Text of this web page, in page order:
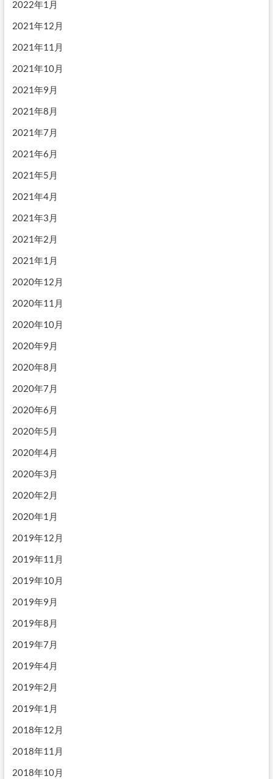
2022年1月
2021年12月
2021年11月
2021年10月
2021年9月
2021年8月
2021年7月
2021年6月
2021年5月
2021年4月
2021年3月
2021年2月
2021年1月
2020年12月
2020年11月
2020年10月
2020年9月
2020年8月
2020年7月
2020年6月
2020年5月
2020年4月
2020年3月
2020年2月
2020年1月
2019年12月
2019年11月
2019年10月
2019年9月
2019年8月
2019年7月
2019年4月
2019年2月
2019年1月
2018年12月
2018年11月
2018年10月